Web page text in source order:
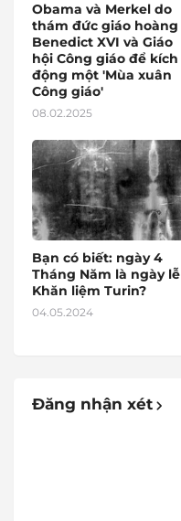
Obama và Merkel do
thám đức giáo hoàng
Benedict XVI và Giáo
hội Công giáo để kích
động một 'Mùa xuân
Công giáo'
08.02.2025
Bạn có biết: ngày 4
Tháng Năm là ngày lễ
Khăn liệm Turin?
04.05.2024
Đăng nhận xét